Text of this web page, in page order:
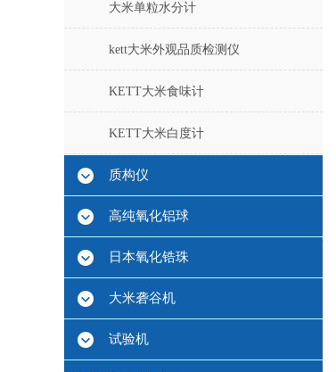
大米单粒水分计
kett大米外观品质检测仪
KETT大米食味计
KETT大米白度计
质构仪
高纯氧化铝球
日本氧化锆珠
大米砻谷机
试验机